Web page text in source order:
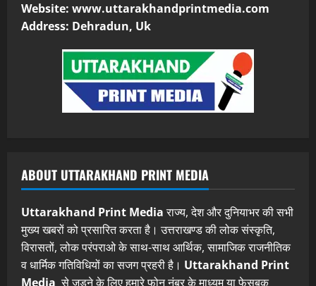
Website: www.uttarakhandprintmedia.com
Address: Dehradun, Uk
ABOUT UTTARAKHAND PRINT MEDIA
Uttarakhand Print Mediaराज्य, देश और दुनियाभर की सभी
मुख्य खबरों को प्रसारित करता है। उत्तराखण्ड की लोक संस्कृति,
विरासतों, लोक परंपराओ के साथ-साथ आर्थिक, सामाजिक राजनीतिक
व धार्मिक गतिविधियों का सजग प्रहरी है। Uttarakhand Print
Media से जुड़ने के लिए हमारे फोन नंबर के माध्यम या फेसबुक